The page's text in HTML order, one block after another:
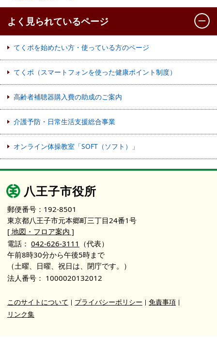
よく見られているページ
てくポを始めたい方・使っている方のページ
てくポ（スマートフォンを使った健康ポイント制度）
高齢者補聴器購入費の助成のご案内
介護予防・日常生活支援総合事業
オンライン体操教室「SOFT（ソフト）」
八王子市役所
郵便番号：192-8501
東京都八王子市元本郷町三丁目24番1号
[ 地図・フロア案内 ]
電話： 042-626-3111 （代表）
午前8時30分から午後5時まで
（土曜、日曜、祝日は、閉庁です。）
法人番号： 1000020132012
このサイトについて プライバシーポリシー
免責事項
リンク集